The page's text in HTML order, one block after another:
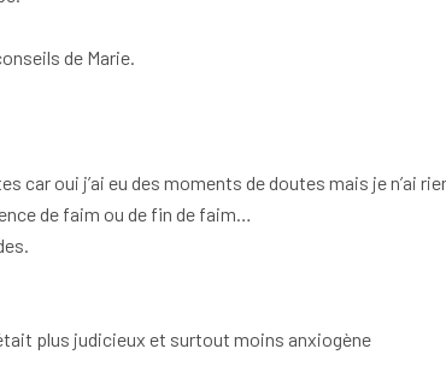
de Marie.
oui j’ai eu des moments de doutes mais je n’ai
de faim ou de fin de faim…
plus judicieux et surtout moins anxiogène